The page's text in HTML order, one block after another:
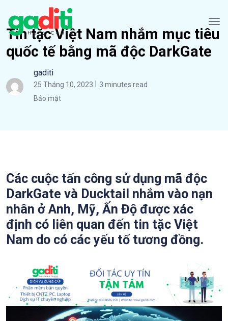
Tin tặc Việt Nam nhắm mục tiêu
quốc tế bằng mã độc DarkGate
gaditi
25 Tháng 10, 2023
3 minutes read
Bảo mật
Các cuộc tấn công sử dụng mã độc
DarkGate và Ducktail nhắm vào nạn
nhân ở Anh, Mỹ, Ấn Độ được xác
định có liên quan đến tin tặc Việt
Nam do có các yếu tố tương đồng.